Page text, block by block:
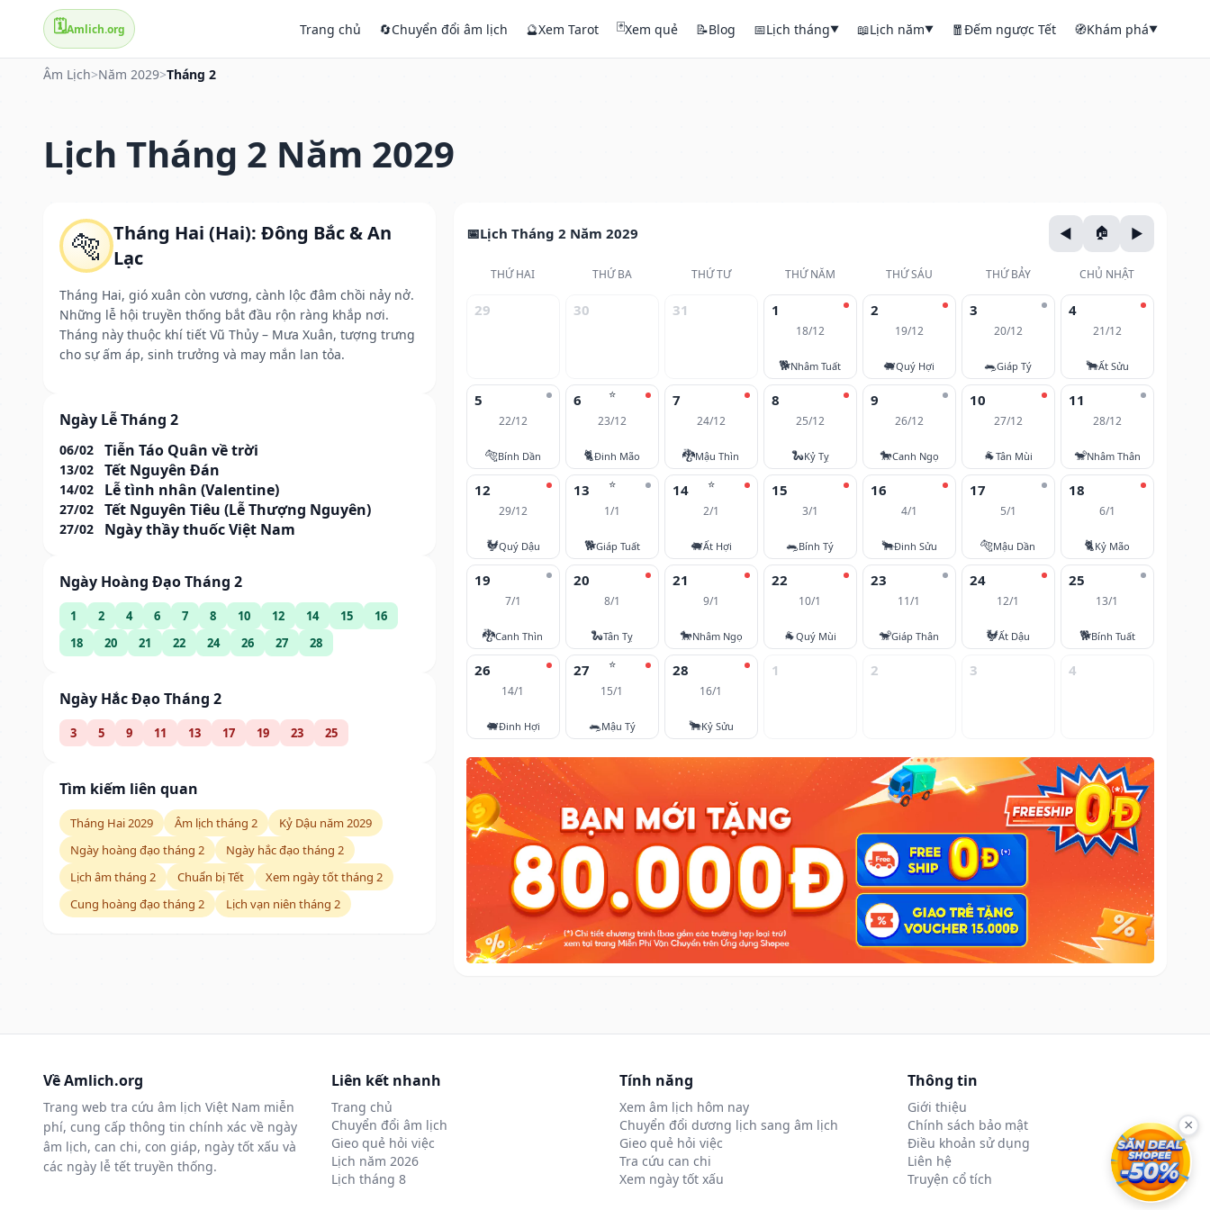
🗓️Amlich.org Trang chủ 🔄Chuyển đổi âm lịch 🔮Xem Tarot 🃏Xem quẻ 📝Blog 📅Lịch tháng▼ 📖Lịch năm▼ 🧧Đếm ngược Tết 🧭Khám phá▼
Âm Lịch>Năm 2029>Tháng 2
Lịch Tháng 2 Năm 2029
🐅 Tháng Hai (Hai): Đông Bắc & An
Lạc
Tháng Hai, gió xuân còn vương, cành lộc đâm chồi nảy nở.
Những lễ hội truyền thống bắt đầu rộn ràng khắp nơi.
Tháng này thuộc khí tiết Vũ Thủy – Mưa Xuân, tượng trưng
cho sự ấm áp, sinh trưởng và may mắn lan tỏa.
Ngày Lễ Tháng 2
06/02 Tiễn Táo Quân về trời
13/02 Tết Nguyên Đán
14/02 Lễ tình nhân (Valentine)
27/02 Tết Nguyên Tiêu (Lễ Thượng Nguyên)
27/02 Ngày thầy thuốc Việt Nam
Ngày Hoàng Đạo Tháng 2
1 2 4 6 7 8 10 12 14 15
16
18
20 21 22 24 26 27 28
Ngày Hắc Đạo Tháng 2
3 5 9 11 13 17 19 23 25
Tìm kiếm liên quan
Tháng Hai 2029 Âm lịch tháng 2
Kỷ Dậu năm 2029
Ngày hoàng đạo tháng 2
Ngày hắc đạo tháng 2
Lịch âm tháng 2
Chuẩn bị Tết
Xem ngày tốt tháng 2
Cung hoàng đạo tháng 2
Lịch vạn niên tháng 2
Lịch Tháng 2 Năm 2029
THỨ HAI THỨ BA THỨ TƯ THỨ NĂM THỨ SÁU THỨ BẢY CHỦ NHẬT
29 30 31 1
18/12
🐕Nhâm Tuất
2
19/12
🐖Quý Hợi
3
20/12
🐀Giáp Tý
4
21/12
🐂Ất Sửu
5
22/12
🐅Bính Dần
⭐
6
23/12
🐈Đinh Mão
7
24/12
🐉Mậu Thìn
8
25/12
🐍Kỷ Tỵ
9
26/12
🐎Canh Ngọ
10
27/12
🐐Tân Mùi
11
28/12
🐒Nhâm Thân
12
29/12
🐓Quý Dậu
⭐
13
1/1
🐕Giáp Tuất
⭐
14
2/1
🐖Ất Hợi
15
3/1
🐀Bính Tý
16
4/1
🐂Đinh Sửu
17
5/1
🐅Mậu Dần
18
6/1
🐈Kỷ Mão
19
7/1
🐉Canh Thìn
20
8/1
🐍Tân Tỵ
21
9/1
🐎Nhâm Ngọ
22
10/1
🐐Quý Mùi
23
11/1
🐒Giáp Thân
24
12/1
🐓Ất Dậu
25
13/1
🐕Bính Tuất
26
14/1
🐖Đinh Hợi
⭐
27
15/1
🐀Mậu Tý
28
16/1
🐂Kỷ Sửu
1 2 3 4
Về Amlich.org
Trang web tra cứu âm lịch Việt Nam miễn
phí, cung cấp thông tin chính xác về ngày
âm lịch, can chi, con giáp, ngày tốt xấu và
các ngày lễ tết truyền thống.
Liên kết nhanh
Trang chủ
Chuyển đổi âm lịch
Gieo quẻ hỏi việc
Lịch năm 2026
Lịch tháng 8
Tính năng
Xem âm lịch hôm nay
Chuyển đổi dương lịch sang âm lịch
Gieo quẻ hỏi việc
Tra cứu can chi
Xem ngày tốt xấu
Thông tin
Giới thiệu
Chính sách bảo mật
Điều khoản sử dụng
Liên hệ
Truyện cổ tích
×